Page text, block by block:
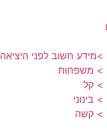
>מידע חשוב לפני היציאה
> משפחות
> קל
בינוני
> קשה